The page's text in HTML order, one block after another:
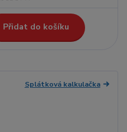
Přidat do košíku
Splátková kalkulačka